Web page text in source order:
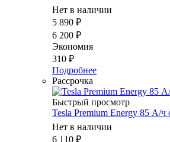
Нет в наличии
5 890 ₽
6 200 ₽
Экономия
310 ₽
Подробнее
Рассрочка
Быстрый просмотр
Tesla Premium Energy 85 А/
Нет в наличии
6 110 ₽